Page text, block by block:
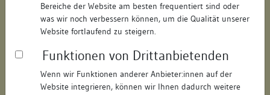
Bereiche der Website am besten frequentiert sind oder
was wir noch verbessern können, um die Qualität unserer
Website fortlaufend zu steigern.
Funktionen von Drittanbietenden
Wenn wir Funktionen anderer Anbieter:innen auf der
Website integrieren, können wir Ihnen dadurch weitere
Straße: Inselgasse
Hausnummer: 12
Postleitzahl: 78462
Stadt-Teilort: Konstanz